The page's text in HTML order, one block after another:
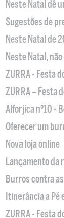
Neste Natal dê
Sugestões de
Neste Natal de
Neste Natal,
ZURRA - Festa
ZURRA – Festa
Alforjica nº10 -
Oferecer um
Nova loja online
Lançamento da
Burros contra
Itinerância a
ZURRA - Festa